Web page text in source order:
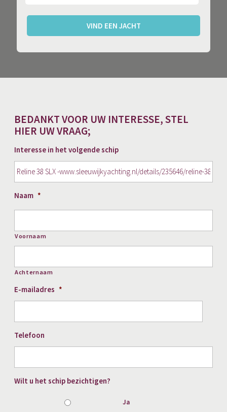
VIND EEN JACHT
BEDANKT VOOR UW INTERESSE, STEL
HIER UW VRAAG;
Interesse in het volgende schip
Naam *
Voornaam
Achternaam
E-mailadres *
Telefoon
Wilt u het schip bezichtigen?
Ja